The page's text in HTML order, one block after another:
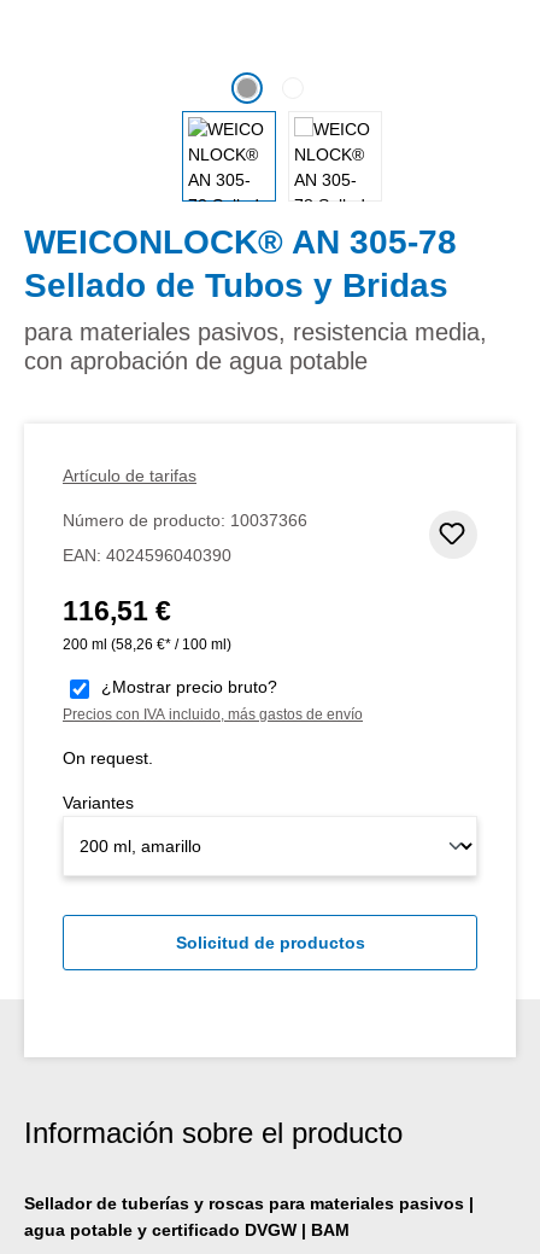
WEICONLOCK® AN 305-78
Sellado de Tubos y Bridas
para materiales pasivos, resistencia media,
con aprobación de agua potable
Artículo de tarifas
Número de producto: 10037366
EAN: 4024596040390
Precio normal:
116,51 €
200 ml (58,26 €* / 100 ml)
¿Mostrar precio bruto?
Precios con IVA incluido, más gastos de envío
On request.
Variantes
Solicitud de productos
Información sobre el producto
Sellador de tuberías y roscas para materiales pasivos |
agua potable y certificado DVGW | BAM